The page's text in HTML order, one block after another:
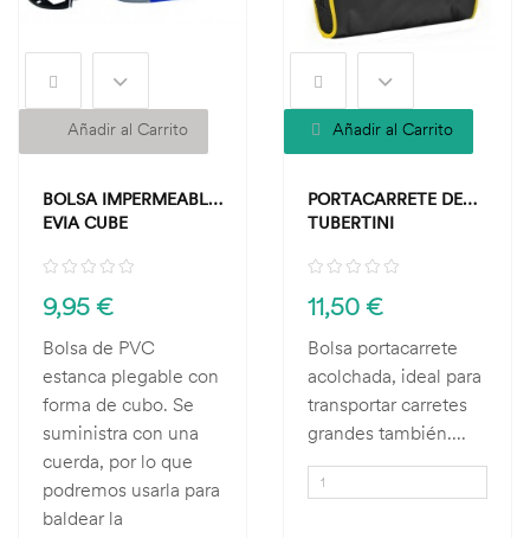
Añadir al Carrito
BOLSA IMPERMEABLE
EVIA CUBE
9,95 €
Bolsa de PVC
estanca plegable con
forma de cubo. Se
suministra con una
cuerda, por lo que
podremos usarla para
baldear la
Añadir al Carrito
PORTACARRETE DE
TUBERTINI
11,50 €
Bolsa portacarrete
acolchada, ideal para
transportar carretes
grandes también....